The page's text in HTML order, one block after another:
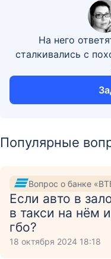
На него
сталкивались с
Популярные
Вопрос о банке
Если авто в
в такси на нём
гбо?
18 октября 2024 18:18